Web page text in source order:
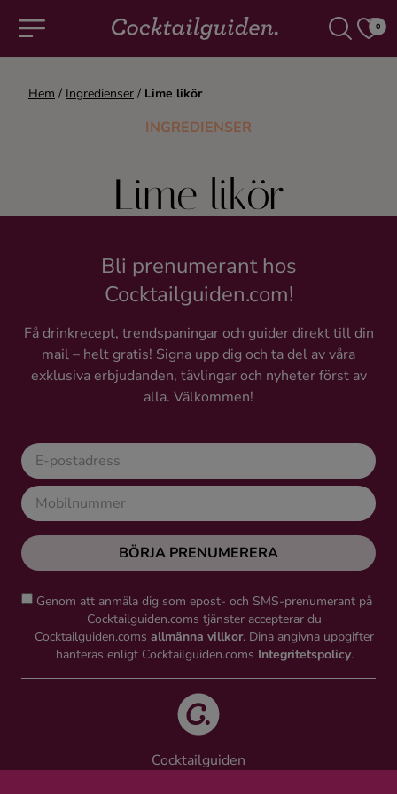
0
COCKTAILS & DRINKAR
Alkoholfritt
Champagne
Gin
Konjak
Likör
Tequila
Whisky
Hem / Ingredienser / Lime likör
INGREDIENSER
Lime likör
Bli prenumerant hos
Cocktailguiden.com!
Få drinkrecept, trendspaningar och guider direkt till din
mail – helt gratis! Signa upp dig och ta del av våra
exklusiva erbjudanden, tävlingar och nyheter först av
alla. Välkommen!
BÖRJA PRENUMERERA
Genom att anmäla dig som epost- och SMS-prenumerant på
Cocktailguiden.coms tjänster accepterar du
Cocktailguiden.coms allmänna villkor. Dina angivna uppgifter
hanteras enligt Cocktailguiden.coms Integritetspolicy.
Cocktailguiden